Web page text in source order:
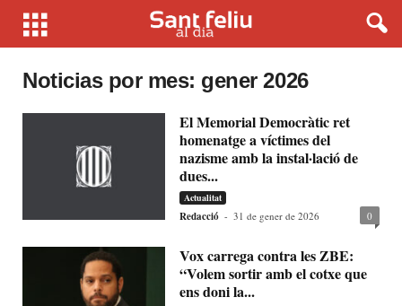
Noticias por mes: gener 2026
El Memorial Democràtic ret
homenatge a víctimes del
nazisme amb la instal·lació de
dues...
Actualitat
Redacció - 31 de gener de 2026 0
Vox carrega contra les ZBE:
“Volem sortir amb el cotxe que
ens doni la...